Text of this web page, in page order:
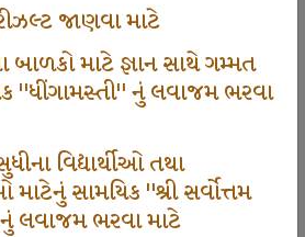
રીઝલ્ટ જાણવા માટે
બાળકો માટે જ્ઞાન સાથે ગમ્મત
નું લવાજમ ભરવા
વિદ્યાર્થીઓ તથા
સામયિક "શ્રી સર્વોત્તમ
નું લવાજમ ભરવા માટે
1000
School In GKIQ